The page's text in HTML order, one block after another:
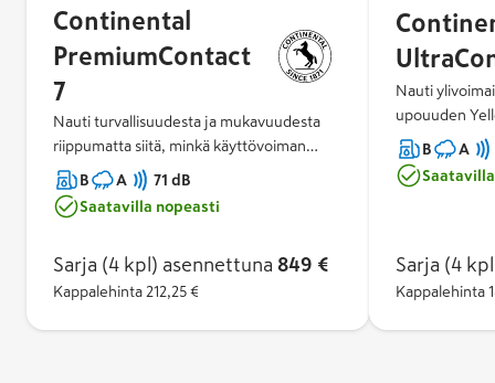
Continental
PremiumContact
7
Nauti turvallisuudesta ja mukavuudesta
riippumatta siitä, minkä käyttövoiman
valitset. Koe ennenkokematon
käsiteltävyys märällä ja kuivalla tiellä. Voit
luottaa turvalliseen jarrutukseen heti
ansiosta.
B A
71 dB
Saatavilla nopeasti
Sarja (4 kpl) asennettuna 849 €
Kappalehinta 212,25 €
Nauti
upouuden
ansiosta.
vakuuttava
B
A
Sarja (4
Kappalehinta